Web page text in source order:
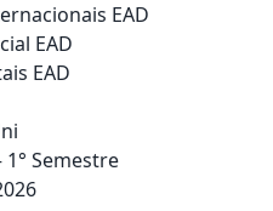
EAD
EAD
EAD
1° Semestre